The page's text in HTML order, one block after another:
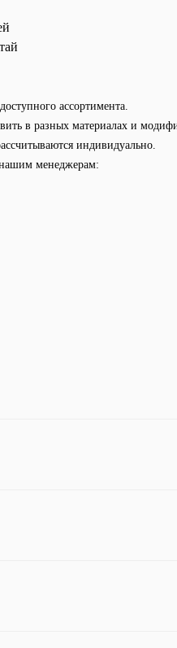
ассортимента.
в разных материалах и
индивидуально.
менеджерам: